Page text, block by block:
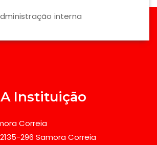
interna
Instituição
Correia
296 Samora Correia